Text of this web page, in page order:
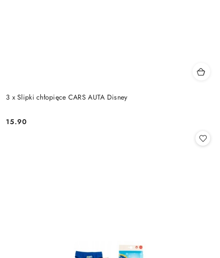
3 x Slipki chłopięce CARS AUTA Disney
Cena:
15.90